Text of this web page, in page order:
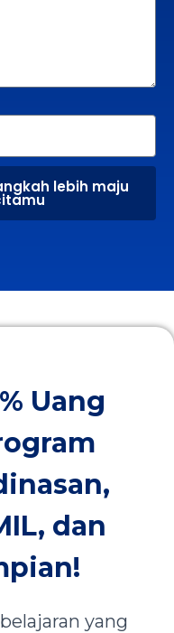
lebih maju
Uang
dan
yang